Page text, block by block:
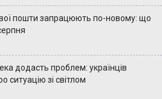
пошти запрацюють по-новому: що
додасть проблем: українців
ситуацію зі світлом